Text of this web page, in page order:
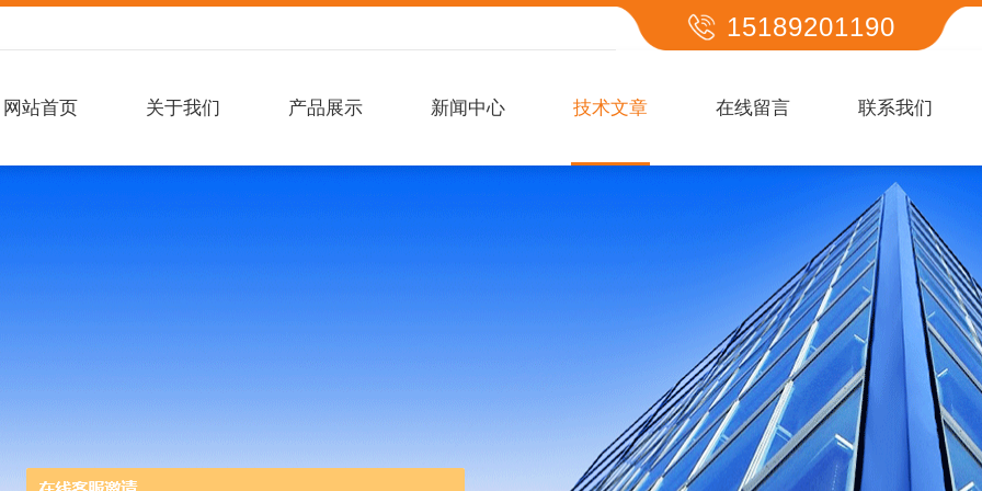
15189201190
网站首页 关于我们 产品展示 新闻中心 技术文章 在线留言 联系我们